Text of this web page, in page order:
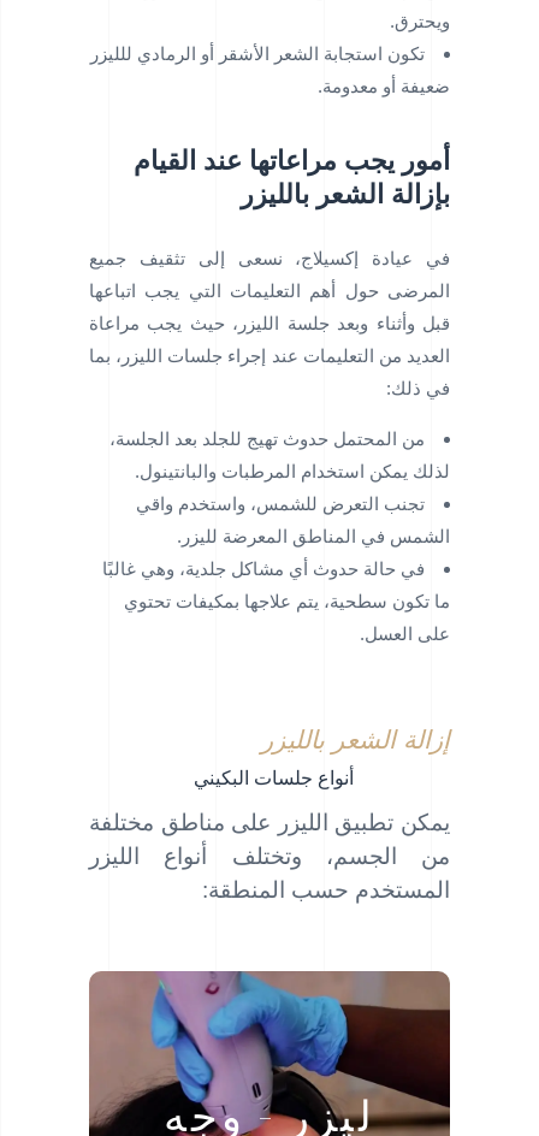
ويحترق.
تكون استجابة الشعر الأشقر أو الرمادي للليزر
ضعيفة أو معدومة.
أمور يجب مراعاتها عند القيام
بإزالة الشعر بالليزر
في عيادة إكسيلاج، نسعى إلى تثقيف جميع
المرضى حول أهم التعليمات التي يجب اتباعها
قبل وأثناء وبعد جلسة الليزر، حيث يجب مراعاة
العديد من التعليمات عند إجراء جلسات الليزر، بما
في ذلك:
من المحتمل حدوث تهيج للجلد بعد الجلسة،
لذلك يمكن استخدام المرطبات والبانتينول.
تجنب التعرض للشمس، واستخدم واقي
الشمس في المناطق المعرضة لليزر.
في حالة حدوث أي مشاكل جلدية، وهي غالبًا
ما تكون سطحية، يتم علاجها بمكيفات تحتوي
على العسل.
إزالة الشعر بالليزر
أنواع جلسات البكيني
يمكن تطبيق الليزر على مناطق مختلفة
من الجسم، وتختلف أنواع الليزر
المستخدم حسب المنطقة:
ليزر - وجه
ليزر – الصدر
ليزر – الظهر